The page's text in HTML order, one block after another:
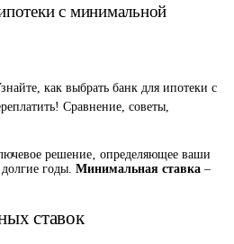
с минимальной
как выбрать банк для ипотеки с
Сравнение, советы,
решение‚ определяющее ваши
годы. Минимальная ставка –
ставок